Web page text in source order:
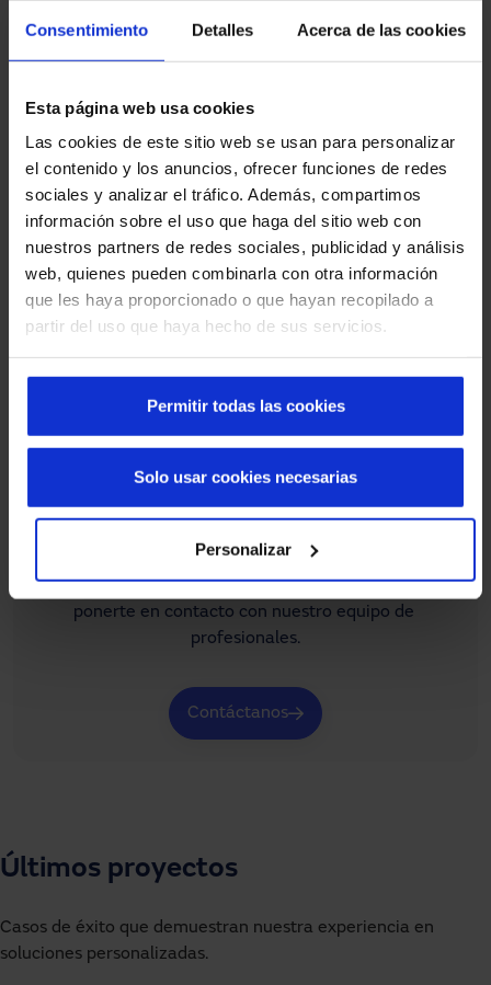
Consentimiento Detalles Acerca de las cookies
Esta página web usa cookies
Las cookies de este sitio web se usan para personalizar
el contenido y los anuncios, ofrecer funciones de redes
sociales y analizar el tráfico. Además, compartimos
información sobre el uso que haga del sitio web con
nuestros partners de redes sociales, publicidad y análisis
web, quienes pueden combinarla con otra información
que les haya proporcionado o que hayan recopilado a
partir del uso que haya hecho de sus servicios.
Permitir todas las cookies
Personalizar
Solo usar cookies necesarias
Todos los sistemas incorporan sensores,
seguro y cumplen con la normativa vigente.
Experiencia multisectorial
Trabajamos en hospitales, aeropuertos, retail,
industria y edificios corporativos, aportando
soluciones confiables en entornos de alta
exigencia.
¿Necesitas ayuda?
Si no encuentras lo que buscas o tienes dudas sobre
nuestros sistemas de acceso automatizados, puedes
ponerte en contacto con nuestro equipo de
profesionales.
Contáctanos
Últimos proyectos
Casos de éxito que demuestran nuestra experiencia en
soluciones personalizadas.